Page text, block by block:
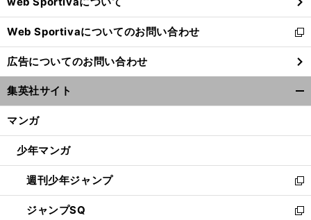
開
く
Web Sportivaについてのお問い合わせ
新
し
い
ウ
ィ
ン
ウ
開
く
広告についてのお問い合わせ
集英社サイト
マンガ
少年マンガ
週刊少年ジャンプ
新
し
い
ジャンプSQ
新